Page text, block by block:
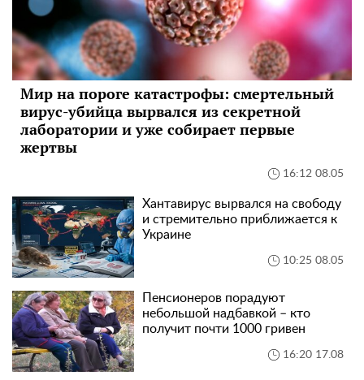
Мир на пороге катастрофы: смертельный
вирус-убийца вырвался из секретной
лаборатории и уже собирает первые
жертвы
16:12 08.05
Хантавирус вырвался на свободу
и стремительно приближается к
Украине
10:25 08.05
Пенсионеров порадуют
небольшой надбавкой – кто
получит почти 1000 гривен
16:20 17.08